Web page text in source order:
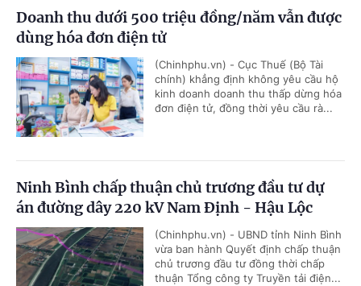
Doanh thu dưới 500 triệu đồng/năm vẫn được
dùng hóa đơn điện tử
(Chinhphu.vn) - Cục Thuế (Bộ Tài
chính) khẳng định không yêu cầu hộ
kinh doanh doanh thu thấp dừng hóa
đơn điện tử, đồng thời yêu cầu rà...
Ninh Bình chấp thuận chủ trương đầu tư dự
án đường dây 220 kV Nam Định - Hậu Lộc
(Chinhphu.vn) - UBND tỉnh Ninh Bình
vừa ban hành Quyết định chấp thuận
chủ trương đầu tư đồng thời chấp
thuận Tổng công ty Truyền tải điện...